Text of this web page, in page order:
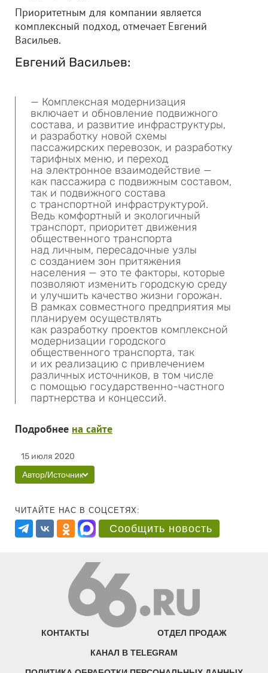
Приоритетным для компании является
комплексный подход, отмечает Евгений
Васильев.
Евгений Васильев:
— Комплексная модернизация
включает и обновление подвижного
состава, и развитие инфраструктуры,
и разработку новой схемы
пассажирских перевозок, и разработку
тарифных меню, и переход
на электронное взаимодействие —
как пассажира с подвижным составом,
так и подвижного состава
с транспортной инфраструктурой.
Ведь комфортный и экологичный
транспорт, приоритет движения
общественного транспорта
над личным, пересадочные узлы
с созданием зон притяжения
населения — это те факторы, которые
позволяют изменить городскую среду
и улучшить качество жизни горожан.
В рамках совместного предприятия мы
планируем осуществлять
как разработку проектов комплексной
модернизации городского
общественного транспорта, так
и их реализацию с привлечением
различных источников, в том числе
с помощью государственно-частного
партнерства и концессий.
Подробнее на сайте
15 июля 2020
Автор/Источник
ЧИТАЙТЕ НАС В СОЦСЕТЯХ:
Сообщить новость
КОНТАКТЫ ОТДЕЛ ПРОДАЖ
КАНАЛ В TELEGRAM